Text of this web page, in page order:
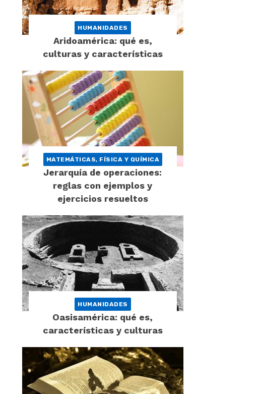
HUMANIDADES
Aridoamérica: qué es,
culturas y características
MATEMÁTICAS, FÍSICA Y QUÍMICA
Jerarquía de operaciones:
reglas con ejemplos y
ejercicios resueltos
HUMANIDADES
Oasisamérica: qué es,
características y culturas